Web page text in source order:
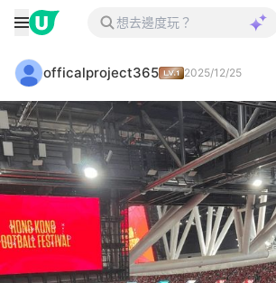
officalproject365 2025/12/25